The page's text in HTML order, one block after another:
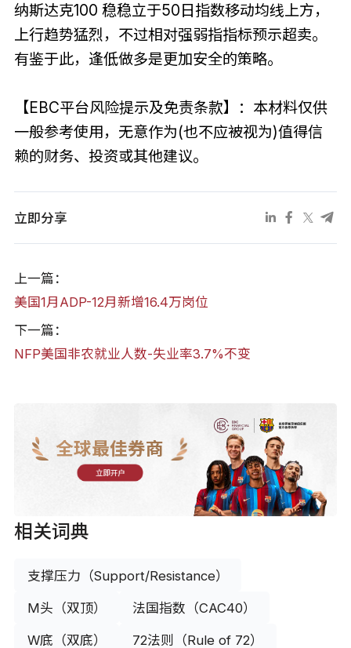
纳斯达克100 稳稳立于50日指数移动均线上方，
上行趋势猛烈，不过相对强弱指指标预示超卖。
有鉴于此，逢低做多是更加安全的策略。
【EBC平台风险提示及免责条款】：本材料仅供
一般参考使用，无意作为(也不应被视为)值得信
赖的财务、投资或其他建议。
立即分享
上一篇：
美国1月ADP-12月新增16.4万岗位
下一篇：
NFP美国非农就业人数-失业率3.7%不变
全球最佳券商
立即开户
相关词典
支撑压力（Support/Resistance）
M头（双顶） 法国指数（CAC40）
W底（双底） 72法则（Rule of 72）